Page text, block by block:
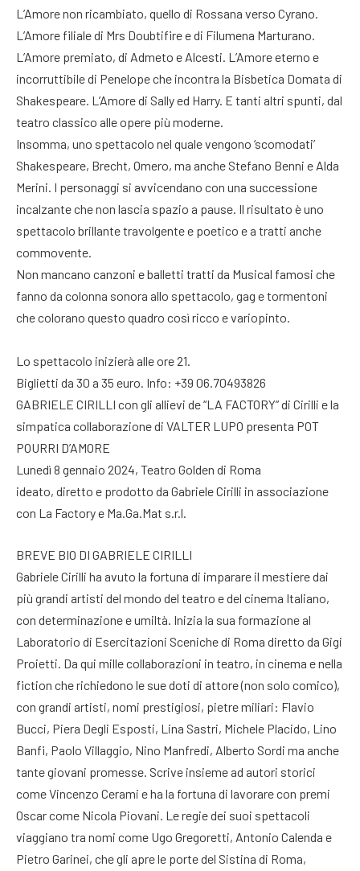
L’Amore non ricambiato, quello di Rossana verso Cyrano.
L’Amore filiale di Mrs Doubtifire e di Filumena Marturano.
L’Amore premiato, di Admeto e Alcesti. L’Amore eterno e
incorruttibile di Penelope che incontra la Bisbetica Domata di
Shakespeare. L’Amore di Sally ed Harry. E tanti altri spunti, dal
teatro classico alle opere più moderne.
Insomma, uno spettacolo nel quale vengono ‘scomodati’
Shakespeare, Brecht, Omero, ma anche Stefano Benni e Alda
Merini. I personaggi si avvicendano con una successione
incalzante che non lascia spazio a pause. Il risultato è uno
spettacolo brillante travolgente e poetico e a tratti anche
commovente.
Non mancano canzoni e balletti tratti da Musical famosi che
fanno da colonna sonora allo spettacolo, gag e tormentoni
che colorano questo quadro così ricco e variopinto.
Lo spettacolo inizierà alle ore 21.
Biglietti da 30 a 35 euro. Info: +39 06.70493826
GABRIELE CIRILLI con gli allievi de “LA FACTORY” di Cirilli e la
simpatica collaborazione di VALTER LUPO presenta POT
POURRI D’AMORE
Lunedì 8 gennaio 2024, Teatro Golden di Roma
ideato, diretto e prodotto da Gabriele Cirilli in associazione
con La Factory e Ma.Ga.Mat s.r.l.
BREVE BIO DI GABRIELE CIRILLI
Gabriele Cirilli ha avuto la fortuna di imparare il mestiere dai
più grandi artisti del mondo del teatro e del cinema Italiano,
con determinazione e umiltà. Inizia la sua formazione al
Laboratorio di Esercitazioni Sceniche di Roma diretto da Gigi
Proietti. Da qui mille collaborazioni in teatro, in cinema e nella
fiction che richiedono le sue doti di attore (non solo comico),
con grandi artisti, nomi prestigiosi, pietre miliari: Flavio
Bucci, Piera Degli Esposti, Lina Sastri, Michele Placido, Lino
Banfi, Paolo Villaggio, Nino Manfredi, Alberto Sordi ma anche
tante giovani promesse. Scrive insieme ad autori storici
come Vincenzo Cerami e ha la fortuna di lavorare con premi
Oscar come Nicola Piovani. Le regie dei suoi spettacoli
viaggiano tra nomi come Ugo Gregoretti, Antonio Calenda e
Pietro Garinei, che gli apre le porte del Sistina di Roma,